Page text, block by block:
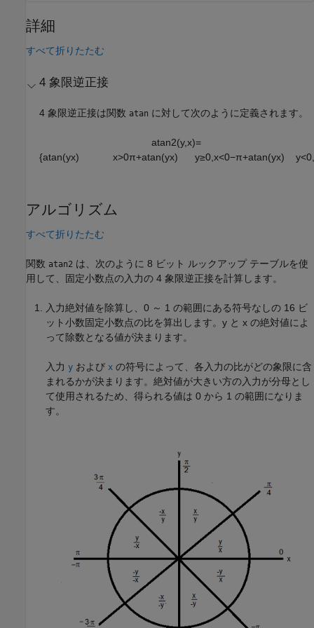
詳細
すべて折りたたむ
4 象限逆正接
4 象限逆正接は関数 atan に対して次のように定義されます。
atan2(y,x)=
{atan(yx) x>0π+atan(yx) y≥0 ,x<0−π+atan(yx) y<0
アルゴリズム
すべて折りたたむ
関数 atan2 は、次のように 8 ビット ルックアップ テーブルを使
用して、固定小数点の入力の 4 象限逆正接を計算します。
入力絶対値を除算し、0 ～ 1 の範囲にある符号なしの 16 ビ
ット小数固定小数点の比を算出します。y と x の絶対値によ
って除数となる値が決まります。
入力 y および x の符号によって、各入力の比がどの象限に含
まれるかが決まります。絶対値が大きい方の入力が分母とし
て使用されるため、得られる値は 0 から 1 の範囲になりま
す。